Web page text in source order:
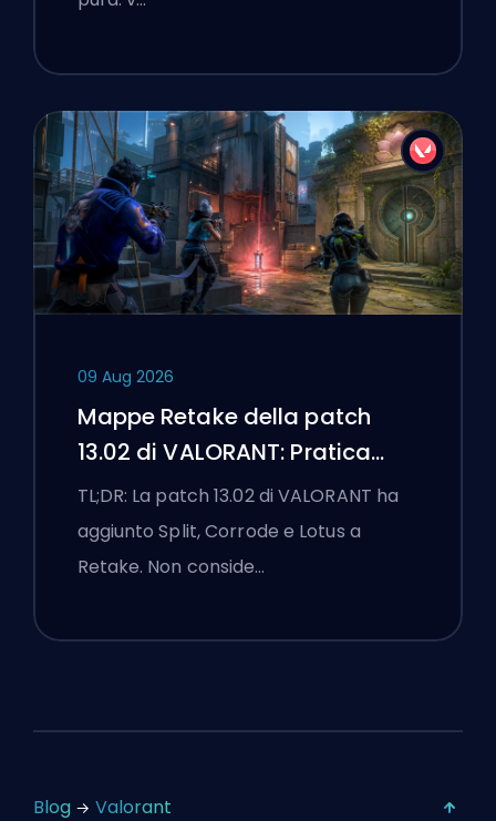
09 Aug 2026
Mappe Retake della patch
13.02 di VALORANT: Pratica
Split, Corrode e Lotus
TL;DR: La patch 13.02 di VALORANT ha
aggiunto Split, Corrode e Lotus a
Retake. Non conside…
Blog Valorant